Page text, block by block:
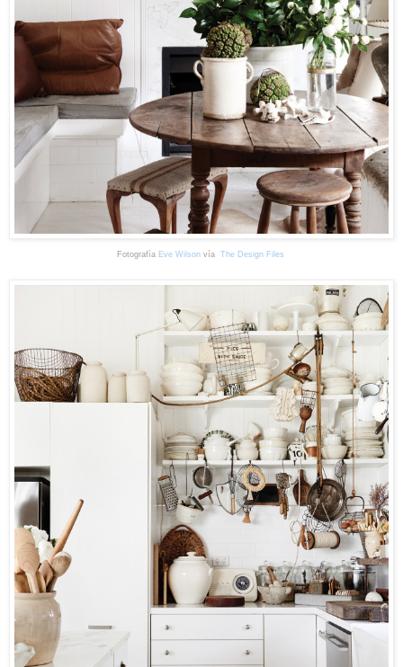
Fotografía Eve Wilson vía The Design Files